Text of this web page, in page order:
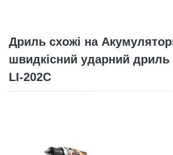
Дриль схожі на
швидкісний ударний дриль
LI-202C